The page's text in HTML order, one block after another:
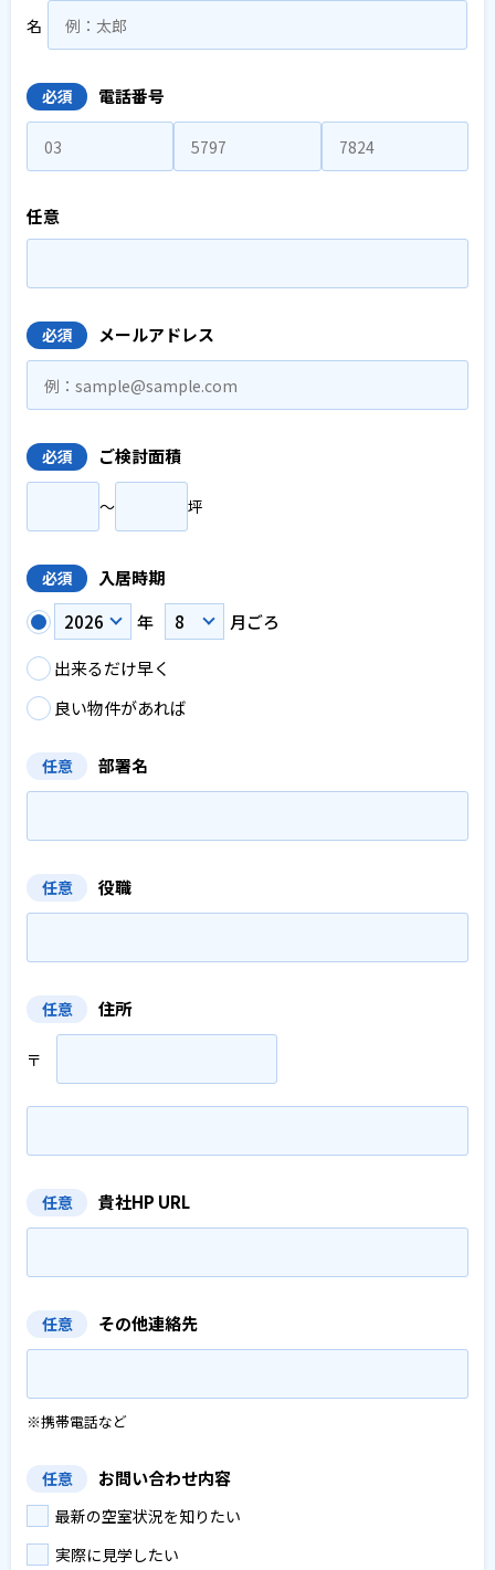
名
必須 電話番号
任意
必須 メールアドレス
必須 ご検討面積
〜 坪
必須
入居時期
年
月ごろ
出来るだけ早く
良い物件があれば
任意 部署名
任意 役職
任意 住所
〒
任意 貴社HP URL
任意 その他連絡先
※携帯電話など
任意 お問い合わせ内容
最新の空室状況を知りたい
実際に見学したい